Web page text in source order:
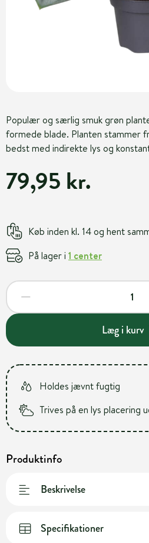
Populær og særlig smuk grøn
formede blade. Planten stammer
bedst med indirekte lys og
79,95 kr.
Køb inden kl. 14 og hent
På lager i 1 center
Læg i kurv
Holdes jævnt fugtig
Trives på en lys placering
Produktinfo
Beskrivelse
Specifikationer